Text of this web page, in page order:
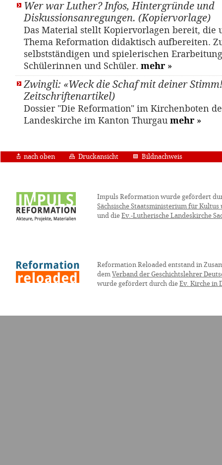
Wer war Luther? Infos, Hintergründe und
Diskussionsanregungen. (Kopiervorlage)
Das Material stellt Kopiervorlagen bereit, die
Thema Reformation didaktisch aufbereiten.
selbstständigen und spielerischen
Schülerinnen und Schüler. mehr »
Zwingli: «Weck die Schaf mit deiner
Zeitschriftenartikel)
Dossier "Die Reformation" im Kirchenboten
Landeskirche im Kanton Thurgau mehr »
nach oben Druckansicht Bildnachweis
Impuls Reformation wurde gefördert
Sächsische Staatsministerium für Kultus
und die Ev.-Lutherische Landeskirche
Reformation Reloaded entstand in
dem Verband der Geschichtslehrer
wurde gefördert durch die Ev. Kirche in